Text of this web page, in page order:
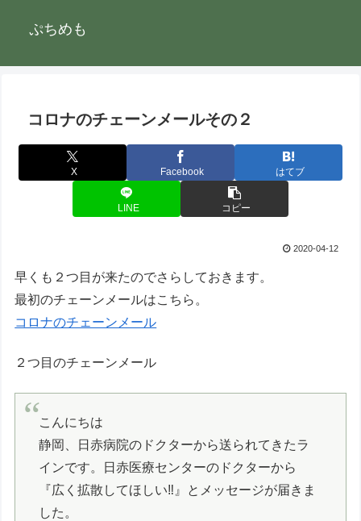
ぷちめも
コロナのチェーンメールその２
X Facebook はてブ
LINE コピー
2020-04-12
早くも２つ目が来たのでさらしておきます。
最初のチェーンメールはこちら。
コロナのチェーンメール
２つ目のチェーンメール
こんにちは
静岡、日赤病院のドクターから送られてきたラ
インです。日赤医療センターのドクターから
『広く拡散してほしい‼️』とメッセージが届きま
した。